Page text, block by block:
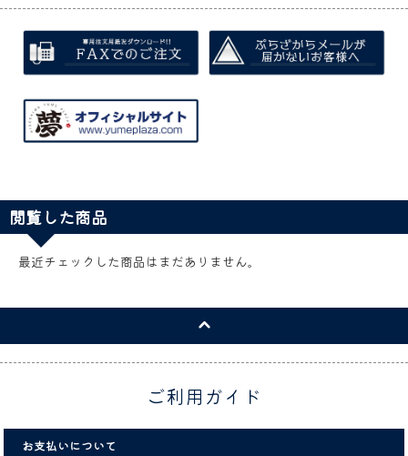
閲覧した商品
最近チェックした商品はまだありません。
ご利用ガイド
お支払いについて